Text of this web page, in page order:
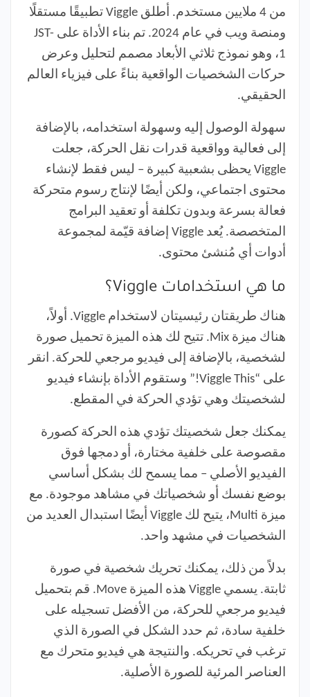
من 4 ملايين مستخدم. أطلق Viggle تطبيقًا مستقلًا
ومنصة ويب في عام 2024. تم بناء الأداة على JST-
1، وهو نموذج ثلاثي الأبعاد مصمم لتحليل وعرض
حركات الشخصيات الواقعية بناءً على فيزياء العالم
الحقيقي.
سهولة الوصول إليه وسهولة استخدامه، بالإضافة
إلى فعالية وواقعية قدرات نقل الحركة، جعلت
Viggle يحظى بشعبية كبيرة – ليس فقط لإنشاء
محتوى اجتماعي، ولكن أيضًا لإنتاج رسوم متحركة
فعالة بسرعة وبدون تكلفة أو تعقيد البرامج
المتخصصة. يُعد Viggle إضافة قيّمة لمجموعة
أدوات أي مُنشئ محتوى.
ما هي استخدامات Viggle؟
هناك طريقتان رئيسيتان لاستخدام Viggle. أولاً،
هناك ميزة Mix. تتيح لك هذه الميزة تحميل صورة
لشخصية، بالإضافة إلى فيديو مرجعي للحركة. انقر
على “Viggle This!” وستقوم الأداة بإنشاء فيديو
لشخصيتك وهي تؤدي الحركة في المقطع.
يمكنك جعل شخصيتك تؤدي هذه الحركة كصورة
مقصوصة على خلفية مختارة، أو دمجها فوق
الفيديو الأصلي – مما يسمح لك بشكل أساسي
بوضع نفسك أو شخصياتك في مشاهد موجودة. مع
ميزة Multi، يتيح لك Viggle أيضًا استبدال العديد من
الشخصيات في مشهد واحد.
بدلاً من ذلك، يمكنك تحريك شخصية في صورة
ثابتة. يسمي Viggle هذه الميزة Move. قم بتحميل
فيديو مرجعي للحركة، من الأفضل تسجيله على
خلفية سادة، ثم حدد الشكل في الصورة الذي
ترغب في تحريكه. والنتيجة هي فيديو متحرك مع
العناصر المرئية للصورة الأصلية.